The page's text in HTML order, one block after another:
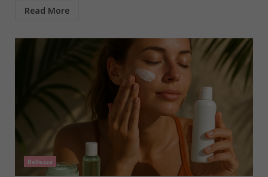
Read More
Bellezza